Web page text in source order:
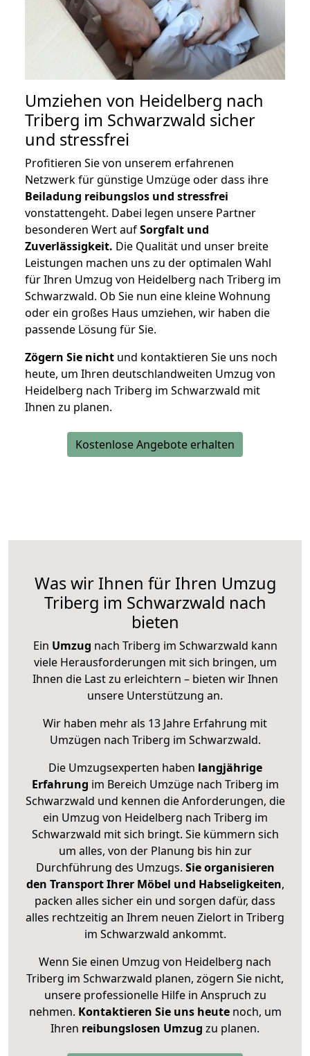
Umziehen von Heidelberg nach
Triberg im Schwarzwald sicher
und stressfrei
Profitieren Sie von unserem erfahrenen
Netzwerk für günstige Umzüge oder dass ihre
Beiladung reibungslos und stressfrei
vonstattengeht. Dabei legen unsere Partner
besonderen Wert aufSorgfalt und
Zuverlässigkeit. Die Qualität und unser breite
Leistungen machen uns zu der optimalen Wahl
für Ihren Umzug von Heidelberg nach Triberg im
Schwarzwald. Ob Sie nun eine kleine Wohnung
oder ein großes Haus umziehen, wir haben die
passende Lösung für Sie.
Zögern Sie nicht und kontaktieren Sie uns noch
heute, um Ihren deutschlandweiten Umzug von
Heidelberg nach Triberg im Schwarzwald mit
Ihnen zu planen.
Kostenlose Angebote erhalten
Was wir Ihnen für Ihren Umzug
Triberg im Schwarzwald nach
bieten
Ein Umzug nach Triberg im Schwarzwald kann
viele Herausforderungen mit sich bringen, um
Ihnen die Last zu erleichtern – bieten wir Ihnen
unsere Unterstützung an.
Wir haben mehr als 13 Jahre Erfahrung mit
Umzügen nach Triberg im Schwarzwald.
Die Umzugsexperten haben langjährige
Erfahrung im Bereich Umzüge nach Triberg im
Schwarzwald und kennen die Anforderungen, die
ein Umzug von Heidelberg nach Triberg im
Schwarzwald mit sich bringt. Sie kümmern sich
um alles, von der Planung bis hin zur
Durchführung des Umzugs. Sie organisieren
den Transport Ihrer Möbel und Habseligkeiten,
packen alles sicher ein und sorgen dafür, dass
alles rechtzeitig an Ihrem neuen Zielort in Triberg
im Schwarzwald ankommt.
Wenn Sie einen Umzug von Heidelberg nach
Triberg im Schwarzwald planen, zögern Sie nicht,
unsere professionelle Hilfe in Anspruch zu
nehmen. Kontaktieren Sie uns heutenoch, um
Ihren reibungslosen Umzug zu planen.